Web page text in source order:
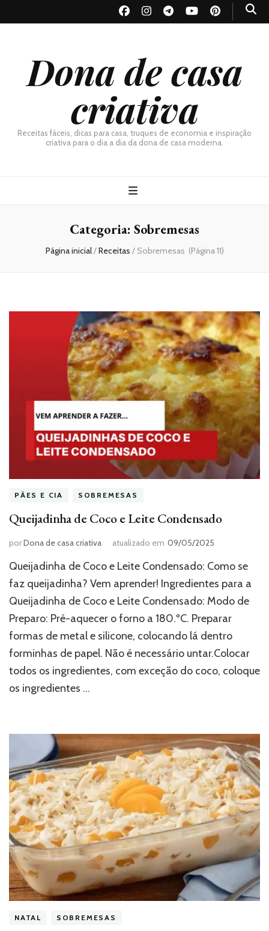
Dona de casa
criativa
Receitas fáceis, dicas para casa, truques de economia e inspiração
criativa para o dia a dia da dona de casa moderna.
Categoria: Sobremesas
Página inicial/Receitas / Sobremesas (Página 11)
PÃES E CIA SOBREMESAS
Queijadinha de Coco e Leite Condensado
porDona de casa criativa atualizado em 09/05/2025
Queijadinha de Coco e Leite Condensado: Como se
faz queijadinha? Vem aprender! Ingredientes para a
Queijadinha de Coco e Leite Condensado: Modo de
Preparo: Pré-aquecer o forno a 180.ºC. Preparar
formas de metal e silicone, colocando lá dentro
forminhas de papel. Não é necessário untar.Colocar
todos os ingredientes, com exceção do coco, coloque
os ingredientes …
NATAL SOBREMESAS